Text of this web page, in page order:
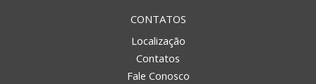
CONTATOS
Localização
Contatos
Fale Conosco